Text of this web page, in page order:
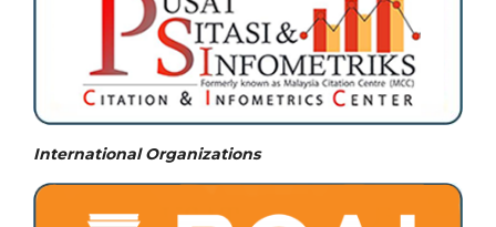
International Organizations